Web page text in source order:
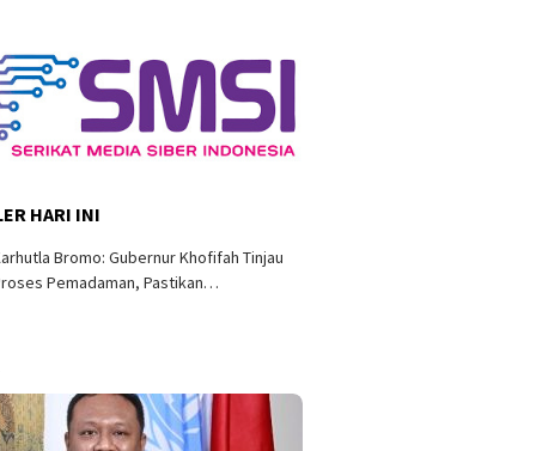
HARI INI
Bromo: Gubernur Khofifah Tinjau
Pemadaman, Pastikan…